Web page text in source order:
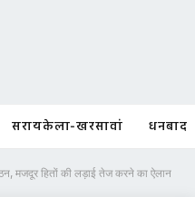
सरायकेला-खरसावां धनबाद
मजदूर हितों की लड़ाई तेज करने का ऐलान